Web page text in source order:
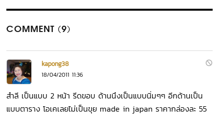
COMMENT (9)
kapong38
18/04/2011 11:36
สำลี เป็นแบบ 2 หน้า รีดขอบ ด้านนึงเป็นแบบนิ่มๆๆ อีกด้านเป็น
แบบตาราง โอเคเลยไม่เป็นขุย made in japan ราคากล่องละ 55